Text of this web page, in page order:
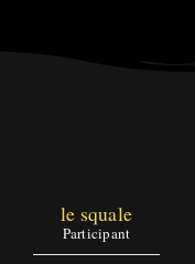
le squale
Participant